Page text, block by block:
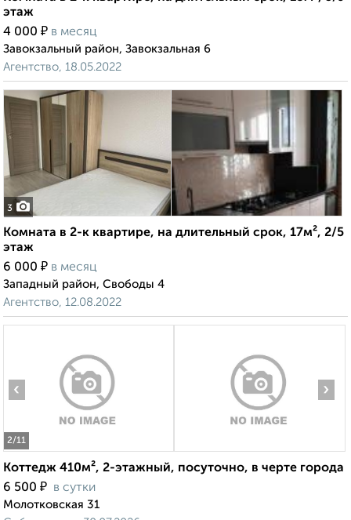
этаж
4 000 ₽ в месяц
Завокзальный район, Завокзальная 6
Агентство, 18.05.2022
3
Комната в 2-к квартире, на длительный срок, 17м², 2/5
этаж
6 000 ₽ в месяц
Западный район, Свободы 4
Агентство, 12.08.2022
2/11
‹ ›
Коттедж 410м², 2-этажный, посуточно, в черте города
6 500 ₽ в сутки
Молотковская 31